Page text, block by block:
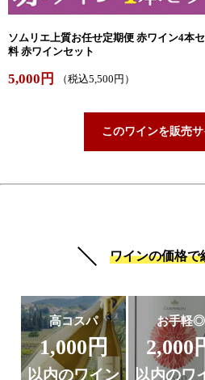
ソムリエ上質お任せ定期便 赤ワイン4本
料 赤ワインセット
5,000円 （税込5,500円）
このワインを販売
ワインの価格で
高コスパ
1,000円
以内のワイン
お手軽◎
2,000
以内のワ